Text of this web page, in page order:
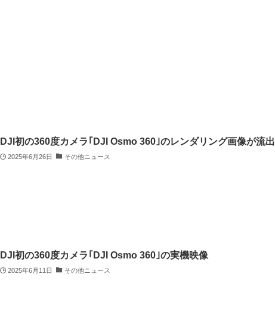
DJI初の360度カメラ｢DJI Osmo 360｣のレンダリング画像が流出
2025年6月26日 その他ニュース
DJI初の360度カメラ｢DJI Osmo 360｣の実機映像
2025年6月11日 その他ニュース